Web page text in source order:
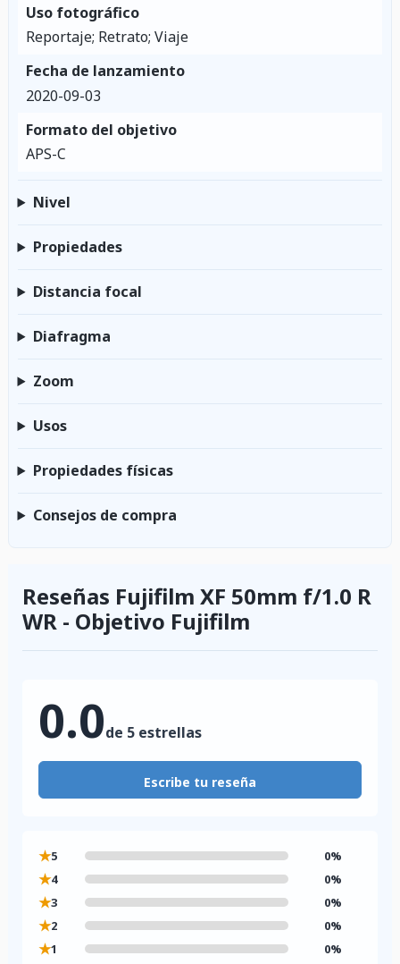
Uso fotográfico
Reportaje; Retrato; Viaje
Fecha de lanzamiento
2020-09-03
Formato del objetivo
APS-C
Nivel
Propiedades
Distancia focal
Diafragma
Zoom
Usos
Propiedades físicas
Consejos de compra
Reseñas Fujifilm XF 50mm f/1.0 R
WR - Objetivo Fujifilm
0.0de 5 estrellas
Escribe tu reseña
★5 0%
★4 0%
★3 0%
★2 0%
★1 0%